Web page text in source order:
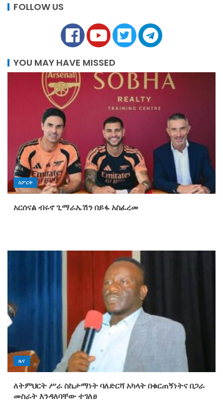
FOLLOW US
YOU MAY HAVE MISSED
ስፖርት
አርሰናል ብሩኖ ጊማራኤሽን በይፋ አስፈረመ
ዜና
ለትምህርት ሥራ ስኬታማነት ባለድርሻ አካላት በቁርጠኝነትና በጋራ
መስራት እንዳለባቸው ተገለፀ